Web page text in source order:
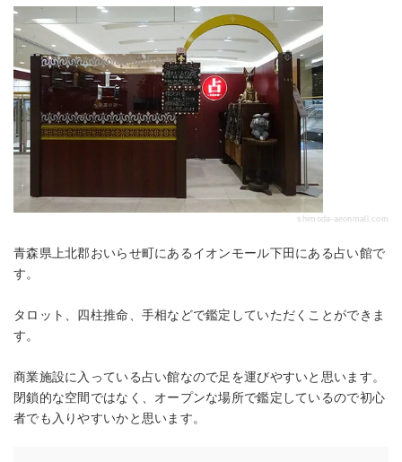
shimoda-aeonmall.com
青森県上北郡おいらせ町にあるイオンモール下田にある占い館で
す。
タロット、四柱推命、手相などで鑑定していただくことができま
す。
商業施設に入っている占い館なので足を運びやすいと思います。
閉鎖的な空間ではなく、オープンな場所で鑑定しているので初心
者でも入りやすいかと思います。